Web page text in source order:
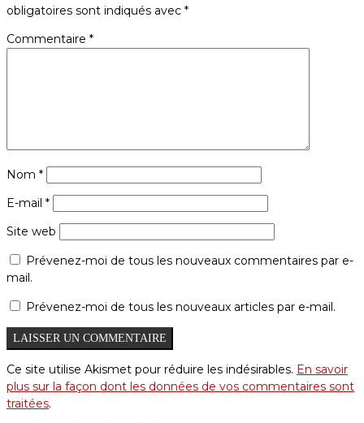
obligatoires sont indiqués avec *
Commentaire *
Nom *
E-mail *
Site web
Prévenez-moi de tous les nouveaux commentaires par e-
mail.
Prévenez-moi de tous les nouveaux articles par e-mail.
Ce site utilise Akismet pour réduire les indésirables. En savoir
plus sur la façon dont les données de vos commentaires sont
traitées.